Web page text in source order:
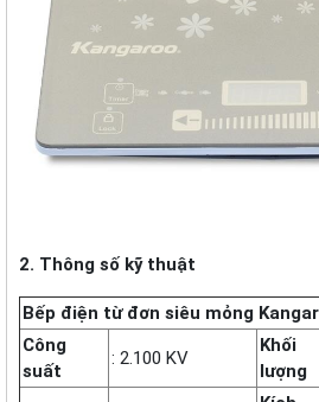
2. Thông số kỹ thuật
Bếp điện từ đơn siêu mỏng
Công
suất
: 2.100 KV
Khối
lượng